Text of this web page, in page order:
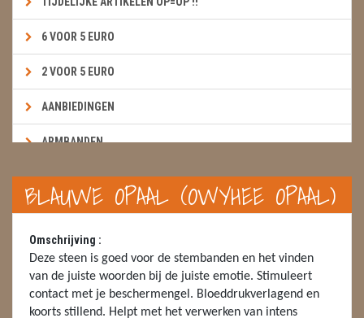
6 VOOR 5 EURO
2 VOOR 5 EURO
AANBIEDINGEN
ARMBANDEN
BOEKEN & KAARTEN E.A.R.T.H.
BOLLEN
BROEKZAKSTENEN
CADEAUBONNEN
BLAUWE OPAAL (OWYHEE OPAAL)
Omschrijving :
Deze steen is goed voor de stembanden en het vinden
van de juiste woorden bij de juiste emotie. Stimuleert
contact met je beschermengel. Bloeddrukverlagend en
koorts stillend. Helpt met het verwerken van intens